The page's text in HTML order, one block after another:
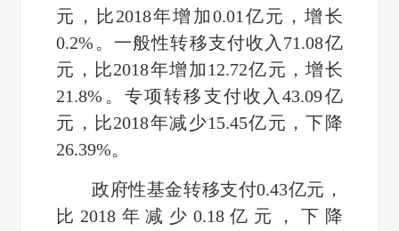
元，比2018年增加0.01亿元，增长
0.2%。一般性转移支付收入71.08亿
元，比2018年增加12.72亿元，增长
21.8%。专项转移支付收入43.09亿
元，比2018年减少15.45亿元，下降
26.39%。
政府性基金转移支付0.43亿元 ，
比 2018年减少0.18亿元 ， 下降